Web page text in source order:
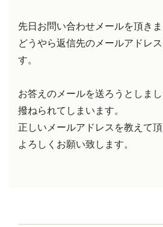
先日お問い合わせメールを頂きま
どうやら返信先のメールアドレ
す。
お答えのメールを送ろうとしま
撥ねられてしまいます。
正しいメールアドレスを教えて
よろしくお願い致します。